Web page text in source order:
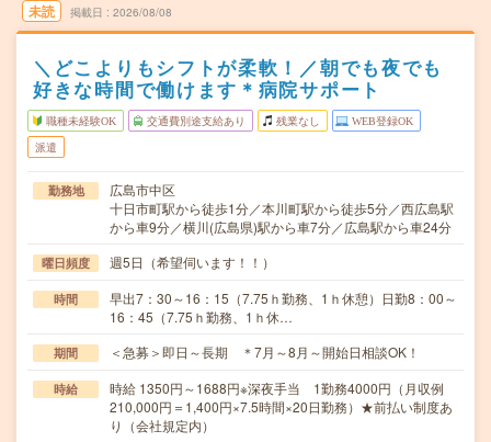
未読 掲載日 2026/08/08
＼どこよりもシフトが柔軟！／朝でも夜でも
好きな時間で働けます＊病院サポート
職種未経験OK 交通費別途支給あり 残業なし WEB登録OK
派遣
勤務地
広島市中区
十日市町駅から徒歩1分／本川町駅から徒歩5分／西広島駅
から車9分／横川(広島県)駅から車7分／広島駅から車24分
曜日頻度 週5日（希望伺います！！）
時間
早出7：30～16：15（7.75ｈ勤務、1ｈ休憩）日勤8：00～
16：45（7.75ｈ勤務、1ｈ休…
期間 ＜急募＞即日～長期 ＊7月～8月～開始日相談OK！
時給
時給 1350円～1688円※深夜手当 1勤務4000円（月収例
210,000円＝1,400円×7.5時間×20日勤務）★前払い制度あ
り（会社規定内）